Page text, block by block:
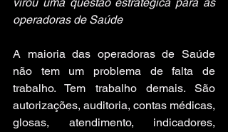
operadoras de Saúde
A maioria das operadoras de Saúde
não tem um problema de falta de
trabalho. Tem trabalho demais. São
autorizações, auditoria, contas médicas,
glosas, atendimento, indicadores,